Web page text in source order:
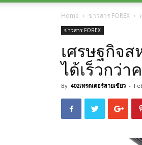
Home ข่าวสาร FOREX
ข่าวสาร FOREX
เศรษฐกิจ
ได้เร็วกว่า
By 402เทรดเดอร์สายเขียว -